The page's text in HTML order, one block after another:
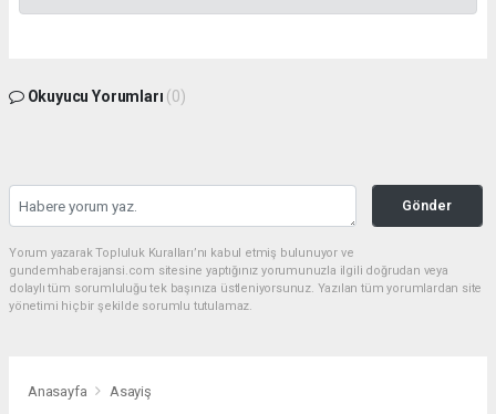
Okuyucu Yorumları (0)
Gönder
Yorum yazarak Topluluk Kuralları’nı kabul etmiş bulunuyor ve
gundemhaberajansi.com sitesine yaptığınız yorumunuzla ilgili doğrudan veya
dolaylı tüm sorumluluğu tek başınıza üstleniyorsunuz. Yazılan tüm yorumlardan site
yönetimi hiçbir şekilde sorumlu tutulamaz.
Anasayfa Asayiş